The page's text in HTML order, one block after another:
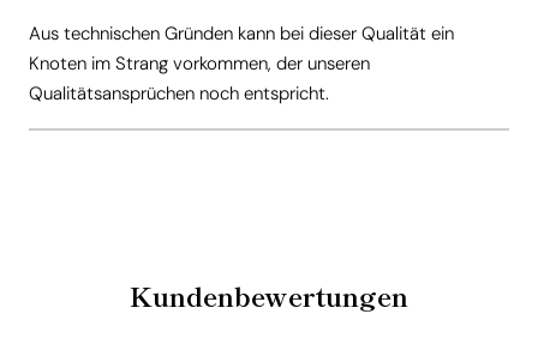
Aus technischen Gründen kann bei dieser Qualität ein
Knoten im Strang vorkommen, der unseren
Qualitätsansprüchen noch entspricht.
Kundenbewertungen